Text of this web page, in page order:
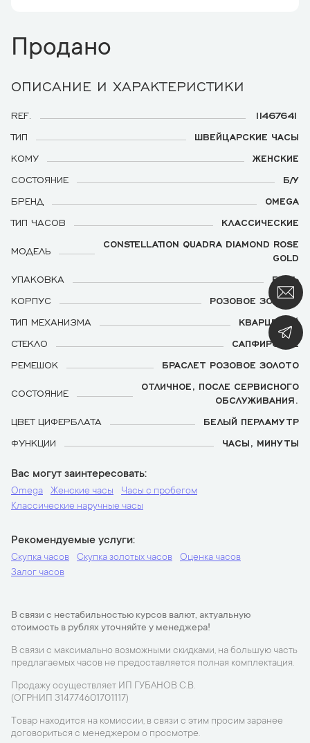
Продано
ОПИСАНИЕ И ХАРАКТЕРИСТИКИ
REF.
11467641
ТИП
ШВЕЙЦАРСКИЕ ЧАСЫ
КОМУ
ЖЕНСКИЕ
СОСТОЯНИЕ
Б/У
БРЕНД
OMEGA
ТИП ЧАСОВ
КЛАССИЧЕСКИЕ
МОДЕЛЬ
CONSTELLATION QUADRA DIAMOND ROSE
GOLD
УПАКОВКА
ЕСТЬ
КОРПУС
РОЗОВОЕ ЗОЛОТО
ТИП МЕХАНИЗМА
КВАРЦЕВЫЙ
СТЕКЛО
САПФИРОВОЕ
РЕМЕШОК
БРАСЛЕТ РОЗОВОЕ ЗОЛОТО
СОСТОЯНИЕ
ОТЛИЧНОЕ, ПОСЛЕ СЕРВИСНОГО
ОБСЛУЖИВАНИЯ.
ЦВЕТ ЦИФЕРБЛАТА
БЕЛЫЙ ПЕРЛАМУТР
ФУНКЦИИ
ЧАСЫ, МИНУТЫ
Вас могут заинтересовать
Omega Женские часы
Часы с пробегом
Классические наручные часы
Рекомендуемые услуги
Скупка часов Скупка золотых часов
Оценка часов
Залог часов
В связи с нестабильностью курсов валют, актуальную
стоимость в рублях уточняйте у менеджера!
В связи с максимально возможными скидками, на большую часть
предлагаемых часов не предоставляется полная комплектация.
Продажу осуществляет ИП ГУБАНОВ С.В.
(ОГРНИП 314774601701117)
Товар находится на комиссии, в связи с этим просим заранее
договориться с менеджером о просмотре.